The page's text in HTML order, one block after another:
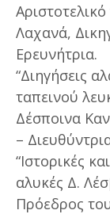
Λαχανά,
Ερευνήτρια.
“Διηγήσεις
ταπεινού
Δέσποινα
–
“Ιστορικές
αλυκές Δ.
Πρόεδρος